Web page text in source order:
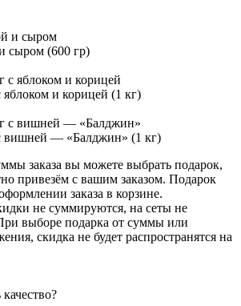
сыром (600 гр)
и корицей (1 кг)
вишней — «Балджин» (1 кг)
заказа вы можете выбрать подарок,
привезём с вашим заказом. Подарок
заказа в корзине.
не суммируются, на сеты не
выборе подарка от суммы или
скидка не будет распространятся на